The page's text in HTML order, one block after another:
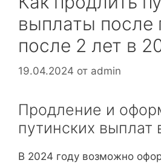
выплаты после
после 2 лет в
19.04.2024 от admin
Продление и
путинских выплат
В 2024 году возможно